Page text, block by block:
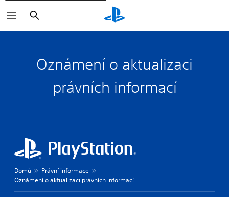
Vyhledat
Oznámení o aktualizaci
právních informací
Domů
Právní informace
Oznámení o aktualizaci právních informací